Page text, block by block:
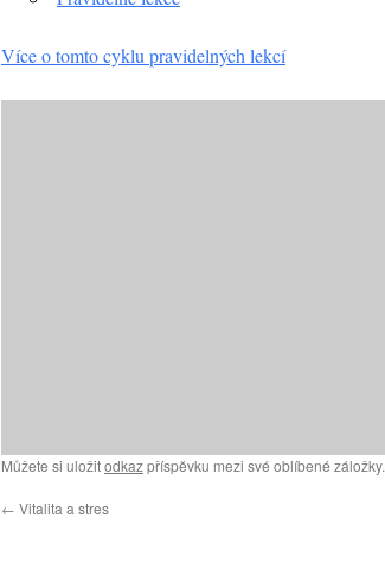
Více o tomto cyklu pravidelných lekcí
Můžete si uložitodkazpříspěvku mezi své oblíbené záložky.
← Vitalita a stres